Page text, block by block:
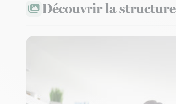
Découvrir la structure